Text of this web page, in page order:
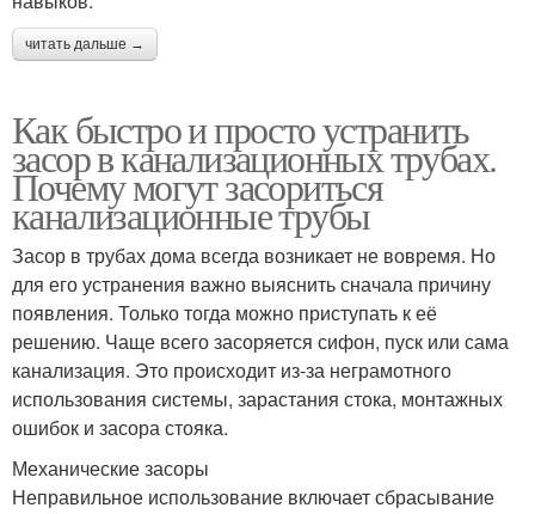
читать дальше →
Как быстро и просто устранить
засор в канализационных трубах.
Почему могут засориться
канализационные трубы
Засор в трубах дома всегда возникает не вовремя. Но
для его устранения важно выяснить сначала причину
появления. Только тогда можно приступать к её
решению. Чаще всего засоряется сифон, пуск или сама
канализация. Это происходит из-за неграмотного
использования системы, зарастания стока, монтажных
ошибок и засора стояка.
Механические засоры
Неправильное использование включает сбрасывание